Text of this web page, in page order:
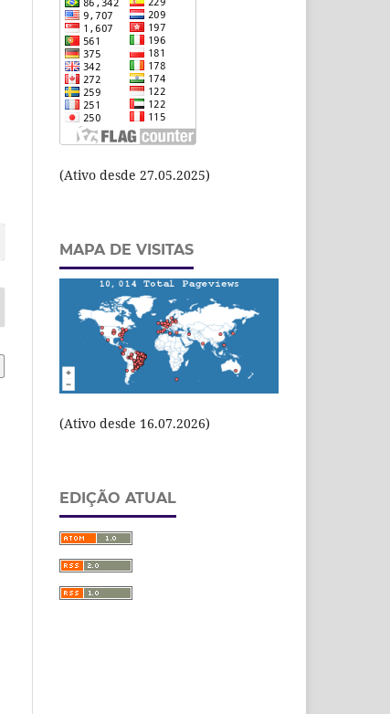
(Ativo desde 27.05.2025)
MAPA DE VISITAS
(Ativo desde 16.07.2026)
EDIÇÃO ATUAL